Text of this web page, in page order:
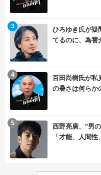
ひろゆき氏が疑
てるのに、為替
3
百田尚樹氏が私
の暑さは何らか
4
西野亮廣、“男
「才能、人間
5